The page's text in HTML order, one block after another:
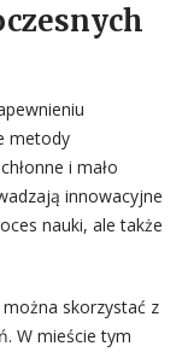
metody
i mało
innowacyjne
nauki, ale także
skorzystać z
W mieście tym